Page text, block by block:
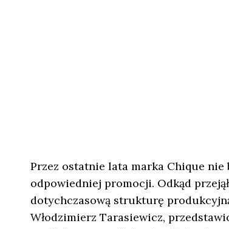
Przez ostatnie lata marka Chique nie
odpowiedniej promocji. Odkąd
dotychczasową strukturę
Włodzimierz Tarasiewicz,